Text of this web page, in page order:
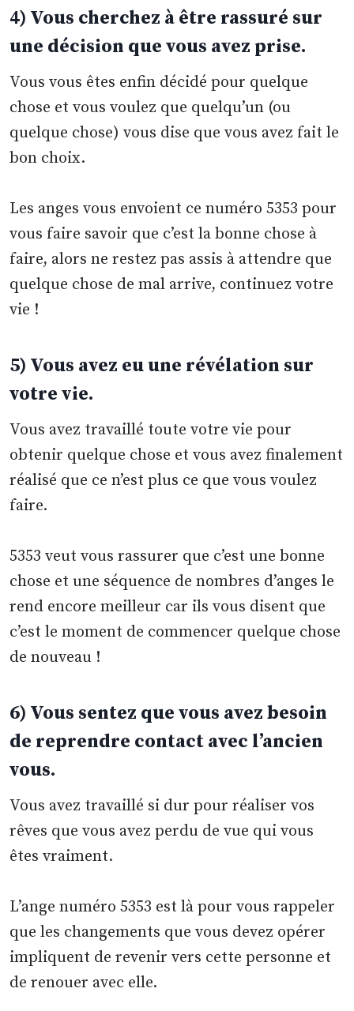
4) Vous cherchez à être rassuré sur
une décision que vous avez prise.
Vous vous êtes enfin décidé pour quelque
chose et vous voulez que quelqu’un (ou
quelque chose) vous dise que vous avez fait le
bon choix.
Les anges vous envoient ce numéro 5353 pour
vous faire savoir que c’est la bonne chose à
faire, alors ne restez pas assis à attendre que
quelque chose de mal arrive, continuez votre
vie !
5) Vous avez eu une révélation sur
votre vie.
Vous avez travaillé toute votre vie pour
obtenir quelque chose et vous avez finalement
réalisé que ce n’est plus ce que vous voulez
faire.
5353 veut vous rassurer que c’est une bonne
chose et une séquence de nombres d’anges le
rend encore meilleur car ils vous disent que
c’est le moment de commencer quelque chose
de nouveau !
6) Vous sentez que vous avez besoin
de reprendre contact avec l’ancien
vous.
Vous avez travaillé si dur pour réaliser vos
rêves que vous avez perdu de vue qui vous
êtes vraiment.
L’ange numéro 5353 est là pour vous rappeler
que les changements que vous devez opérer
impliquent de revenir vers cette personne et
de renouer avec elle.